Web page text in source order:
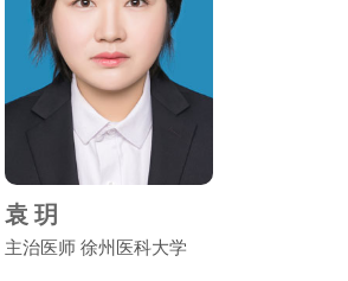
党群工作
袁 玥
主治医师 徐州医科大学